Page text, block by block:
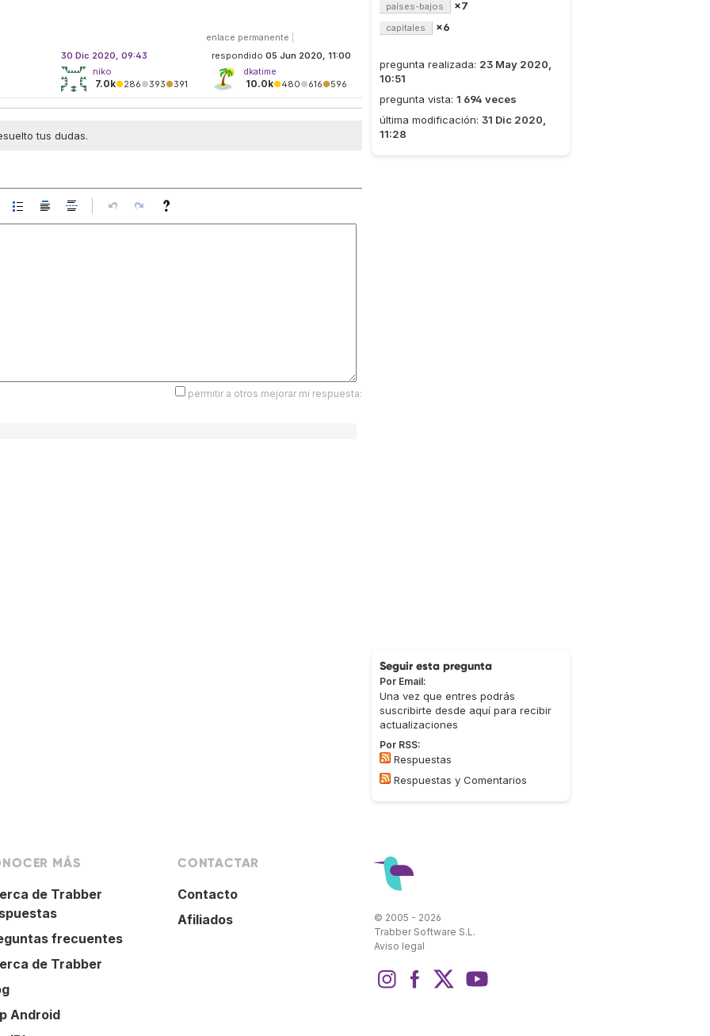
enlace permanente
respondido 05 Jun 2020, 11:00
dkatime
10.0k●480●616●596
30 Dic 2020, 09:43
niko
7.0k●286●393●391
tus dudas.
permitir a otros mejorar mi respuesta:
países-bajos ×7
capitales ×6
pregunta realizada: 23 May 2020,
10:51
pregunta vista: 1 694 veces
última modificación: 31 Dic 2020,
11:28
Seguir esta pregunta
Por Email:
Una vez que entres podrás
suscribirte desde aquí para recibir
actualizaciones
Por RSS:
Respuestas
Respuestas y Comentarios
MÁS
de Trabber
frecuentes
de Trabber
Android
CONTACTAR
Contacto
Afiliados
© 2005 - 2026
Trabber Software S.L.
Aviso legal